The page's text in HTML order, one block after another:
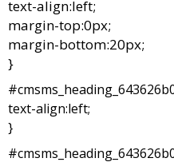
text-align:left;
margin-top:0px;
margin-bottom:20px;
}
text-align:left;
}